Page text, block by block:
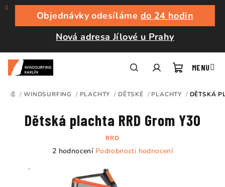
Přejít
obsah
Objednávky odesíláme do 24 hodin
Nová adresa Jílové u Prahy
košík
DOMŮ
/ WINDSURFING / PLACHTY / DĚTSKÉ / PLACHTY / DĚTSKÁ
Dětská plachta RRD Grom Y30
RRD
Průměrné
2 hodnocení Podrobnosti hodnocení